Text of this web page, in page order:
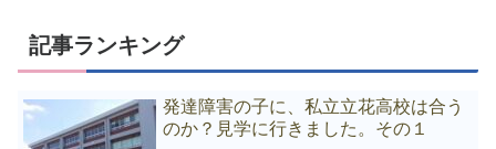
記事ランキング
発達障害の子に、私立立花高校は合う
のか？見学に行きました。その１